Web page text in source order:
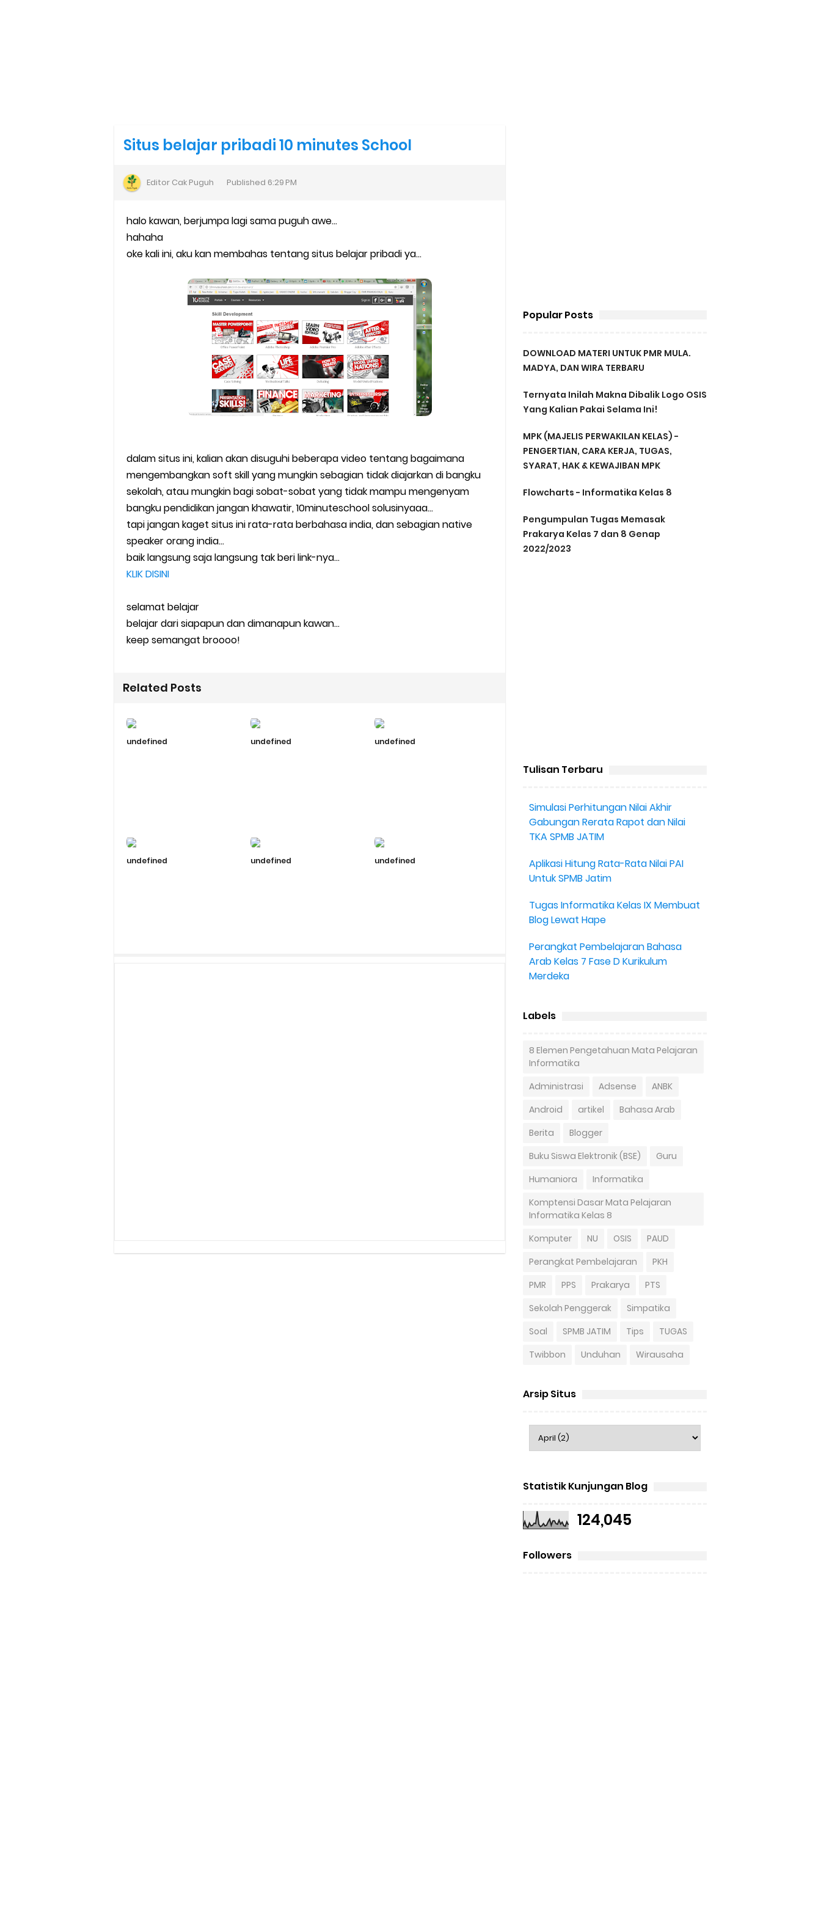
Situs belajar pribadi 10 minutes School
Editor Cak Puguh Published 6:29 PM
halo kawan, berjumpa lagi sama puguh awe...
hahaha
oke kali ini, aku kan membahas tentang situs belajar pribadi ya...
dalam situs ini, kalian akan disuguhi beberapa video tentang bagaimana
mengembangkan soft skill yang mungkin sebagian tidak diajarkan di bangku
sekolah, atau mungkin bagi sobat-sobat yang tidak mampu mengenyam
bangku pendidikan jangan khawatir, 10minuteschool solusinyaaa...
tapi jangan kaget situs ini rata-rata berbahasa india, dan sebagian native
speaker orang india...
baik langsung saja langsung tak beri link-nya...
KLIK DISINI
selamat belajar
belajar dari siapapun dan dimanapun kawan...
keep semangat broooo!
Related Posts
undefined undefined undefined
undefined undefined undefined
Popular Posts
DOWNLOAD MATERI UNTUK PMR MULA.
MADYA, DAN WIRA TERBARU
Ternyata Inilah Makna Dibalik Logo OSIS
Yang Kalian Pakai Selama Ini!
MPK (MAJELIS PERWAKILAN KELAS) -
PENGERTIAN, CARA KERJA, TUGAS,
SYARAT, HAK & KEWAJIBAN MPK
Flowcharts - Informatika Kelas 8
Pengumpulan Tugas Memasak
Prakarya Kelas 7 dan 8 Genap
2022/2023
Tulisan Terbaru
Simulasi Perhitungan Nilai Akhir
Gabungan Rerata Rapot dan Nilai
TKA SPMB JATIM
Aplikasi Hitung Rata-Rata Nilai PAI
Untuk SPMB Jatim
Tugas Informatika Kelas IX Membuat
Blog Lewat Hape
Perangkat Pembelajaran Bahasa
Arab Kelas 7 Fase D Kurikulum
Merdeka
Labels
8 Elemen Pengetahuan Mata Pelajaran
Informatika
Administrasi
Adsense
ANBK
Android
artikel
Bahasa Arab
Berita
Blogger
Buku Siswa Elektronik (BSE)
Guru
Humaniora
Informatika
Komptensi Dasar Mata Pelajaran
Informatika Kelas 8
Komputer
NU OSIS
PAUD
Perangkat Pembelajaran
PKH
PMR
PPS Prakarya
PTS
Sekolah Penggerak
Simpatika
Soal
SPMB JATIM Tips
TUGAS
Twibbon
Unduhan Wirausaha
Arsip Situs
Statistik Kunjungan Blog
124,045
Followers